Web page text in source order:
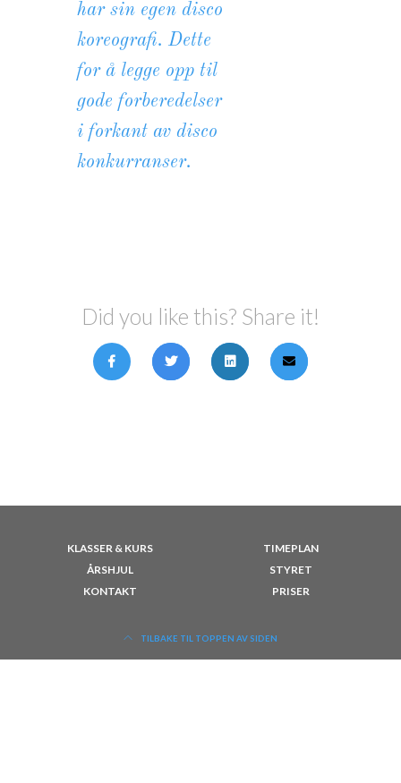
har sin egen disco
koreografi. Dette
for å legge opp til
gode forberedelser
i forkant av disco
konkurranser.
Did you like this? Share it!
KLASSER & KURS
TIMEPLAN
ÅRSHJUL
STYRET
KONTAKT
PRISER
TILBAKE TIL TOPPEN AV SIDEN